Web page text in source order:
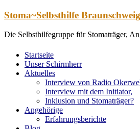
Zum
springen
Stoma~Selbsthilfe Braunschweig
Die Selbsthilfegruppe für Stomaträger,
Startseite
Unser Schirmherr
Aktuelles
Interview von Radio
Interview mit dem Initiator,
Inklusion und Stomaträger?
Angehörige
Erfahrungsberichte